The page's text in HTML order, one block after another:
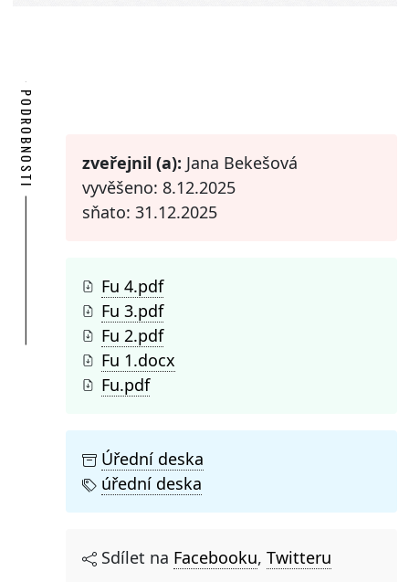
PODROBNOSTI zveřejnil (a): Jana Bekešová
vyvěšeno: 8.12.2025
sňato: 31.12.2025
Fu 4.pdf
Fu 3.pdf
Fu 2.pdf
Fu 1.docx
Fu.pdf
Úřední deska
úřední deska
Sdílet na Facebooku, Twitteru